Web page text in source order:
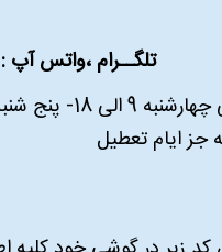
تلگــرام ،واتس آپ :
ها 9 الی 15
جز ایام تعطیل